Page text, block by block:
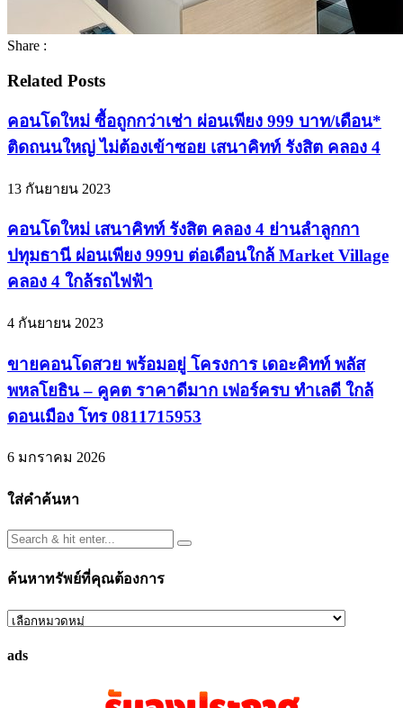
Share :
Related Posts
คอนโดใหม่ ซื้อถูกกว่าเช่า ผ่อนเพียง 999 บาท/เดือน*
ติดถนนใหญ่ ไม่ต้องเข้าซอย เสนาคิทท์ รังสิต คลอง 4
13 กันยายน 2023
คอนโดใหม่ เสนาคิทท์ รังสิต คลอง 4 ย่านลำลูกกา
ปทุมธานี ผ่อนเพียง 999บ ต่อเดือนใกล้ Market Village
คลอง 4 ใกล้รถไฟฟ้า
4 กันยายน 2023
ขายคอนโดสวย พร้อมอยู่ โครงการ เดอะคิทท์ พลัส
พหลโยธิน – คูคต ราคาดีมาก เฟอร์ครบ ทำเลดี ใกล้
ดอนเมือง โทร 0811715953
6 มกราคม 2026
ใส่คำค้นหา
ค้นหาทรัพย์ที่คุณต้องการ
ค้นหา
ที่
ads